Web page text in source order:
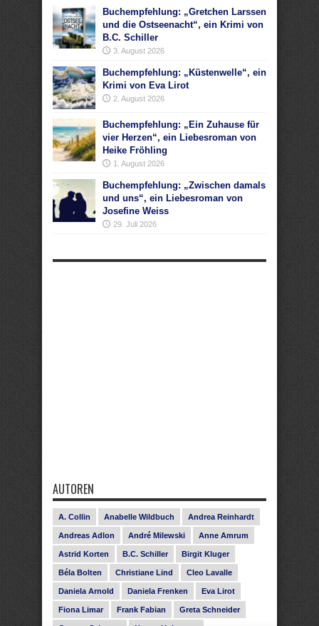
Buchempfehlung: „Gretchen Larssen
und die Ostseenacht“, ein Krimi von
B.C. Schiller
3. August 2026
Buchempfehlung: „Küstenwelle“, ein
Krimi von Eva Lirot
2. August 2026
Buchempfehlung: „Ein Zuhause für
vier Herzen“, ein Liebesroman von
Heike Fröhling
1. August 2026
Buchempfehlung: „Zwischen damals
und uns“, ein Liebesroman von
Josefine Weiss
29. Juli 2026
AUTOREN
A. Collin Anabelle Wildbuch Andrea Reinhardt
Andreas Adlon André Milewski Anne Amrum
Astrid Korten B.C. Schiller Birgit Kluger
Béla Bolten Christiane Lind Cleo Lavalle
Daniela Arnold Daniela Frenken Eva Lirot
Fiona Limar Frank Fabian Greta Schneider